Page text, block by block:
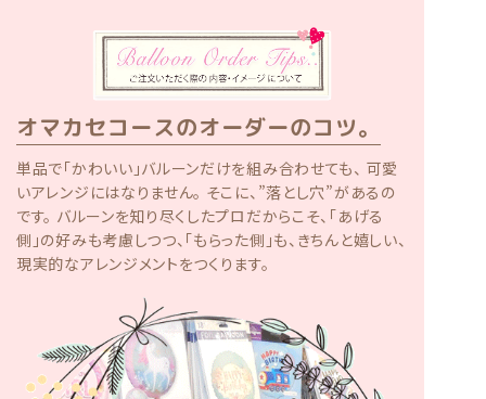
オマカセコースのオーダーのコツ。
単品で「かわいい」バルーンだけを組み合わせても、 可愛
いアレンジにはなりません。 そこに、”落とし穴”があるの
です。 バルーンを知り尽くしたプロだからこそ、「あげる
側」の好みも考慮しつつ、「もらった側」も、きちんと嬉しい、
現実的なアレンジメントをつくります。